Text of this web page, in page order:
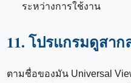
ระหว่างการใช้งาน
11. โปรแกรมดูสาก
ตามชื่อของมัน Universal